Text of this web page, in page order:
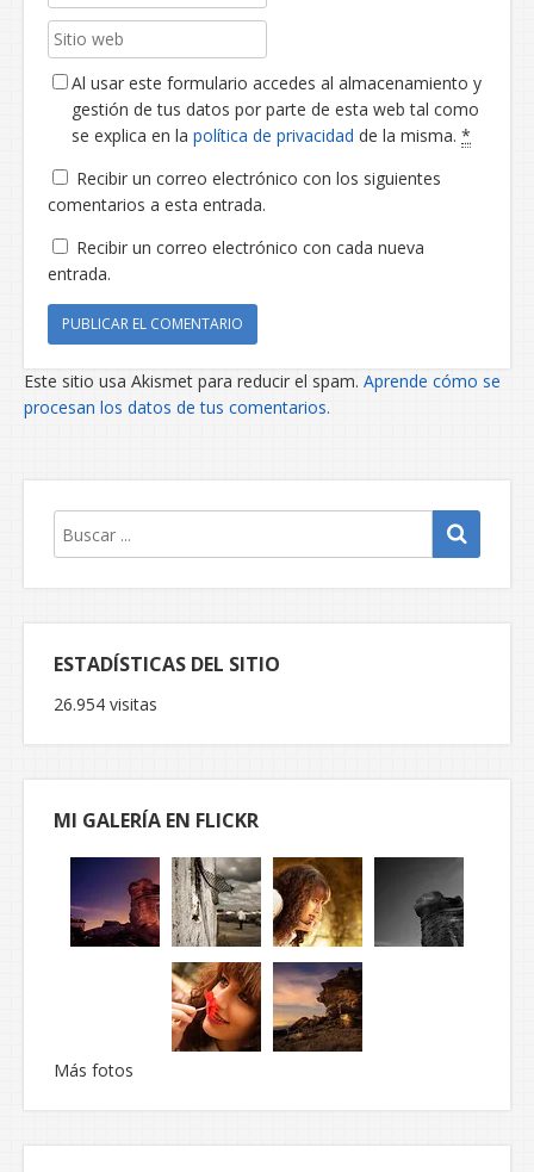
Al usar este formulario accedes al almacenamiento y
gestión de tus datos por parte de esta web tal como
se explica en la política de privacidad de la misma. *
Recibir un correo electrónico con los siguientes
comentarios a esta entrada.
Recibir un correo electrónico con cada nueva
entrada.
Este sitio usa Akismet para reducir el spam. Aprende cómo se
procesan los datos de tus comentarios.
ESTADÍSTICAS DEL SITIO
26.954 visitas
MI GALERÍA EN FLICKR
Más fotos